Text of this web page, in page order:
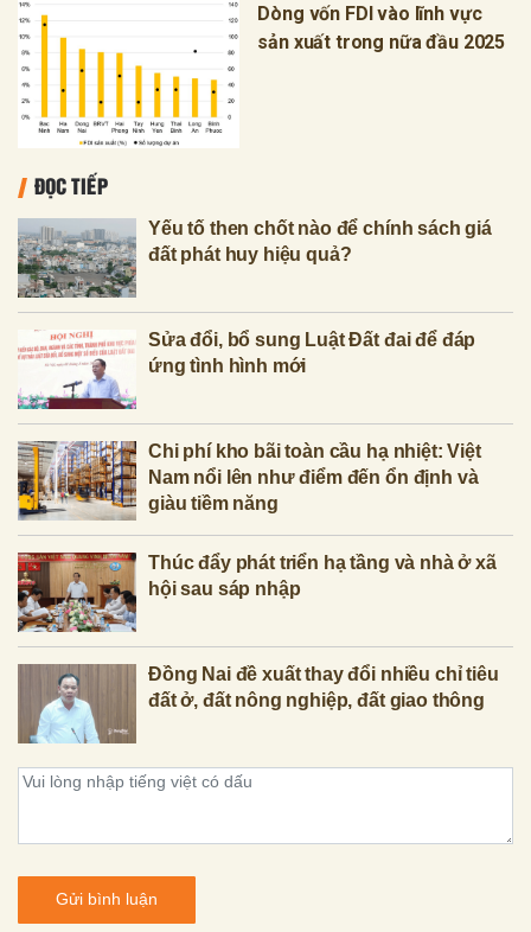
Dòng vốn FDI vào lĩnh vực
sản xuất trong nữa đầu 2025
ĐỌC TIẾP
Yếu tố then chốt nào để chính sách giá
đất phát huy hiệu quả?
Sửa đổi, bổ sung Luật Đất đai để đáp
ứng tình hình mới
Chi phí kho bãi toàn cầu hạ nhiệt: Việt
Nam nổi lên như điểm đến ổn định và
giàu tiềm năng
Thúc đẩy phát triển hạ tầng và nhà ở xã
hội sau sáp nhập
Đồng Nai đề xuất thay đổi nhiều chỉ tiêu
đất ở, đất nông nghiệp, đất giao thông
Gửi bình luận